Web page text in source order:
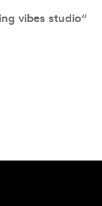
vibes studio”